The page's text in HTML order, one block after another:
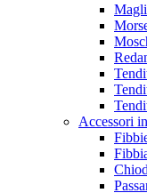
Accessori